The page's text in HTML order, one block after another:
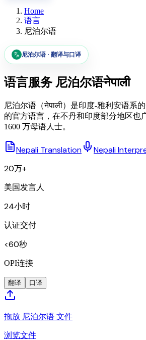
Home
语言
尼泊尔语
尼泊尔语 · 翻译与口译
语言服务 尼泊尔语नेपाली
尼泊尔语（नेपाली）是印度-雅利安语系
的官方语言，在不丹和印度部分地区也
1600 万母语人士。
Nepali Translation
Nepali
20万+
美国发言人
24小时
认证交付
<60秒
OPI连接
翻译 口译
拖放 尼泊尔语 文件
浏览文件